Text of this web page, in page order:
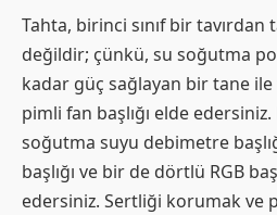
Tahta, birinci sınıf bir
değildir; çünkü, su soğutma
kadar güç sağlayan bir tane
pimli fan başlığı elde
soğutma suyu debimetre
başlığı ve bir de dörtlü RGB
edersiniz. Sertliği korumak ve